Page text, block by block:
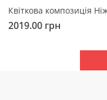
Квіткова композиція
2019.00 грн